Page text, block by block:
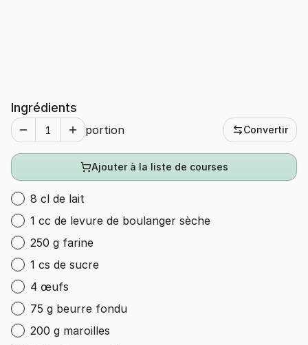
Ingrédients
portion Convertir
Ajouter à la liste de courses
8 cl de lait
1 cc de levure de boulanger sèche
250 g farine
1 cs de sucre
4 œufs
75 g beurre fondu
200 g maroilles